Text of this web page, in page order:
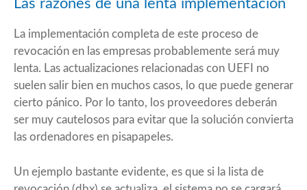
Las razones de una lenta implementación
La implementación completa de este proceso de
revocación en las empresas probablemente será muy
lenta. Las actualizaciones relacionadas con UEFI no
suelen salir bien en muchos casos, lo que puede generar
cierto pánico. Por lo tanto, los proveedores deberán
ser muy cautelosos para evitar que la solución convierta
las ordenadores en pisapapeles.
Un ejemplo bastante evidente, es que si la lista de